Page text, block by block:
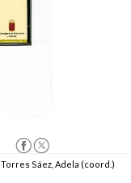
Torres Sáez, Adela (coord.)